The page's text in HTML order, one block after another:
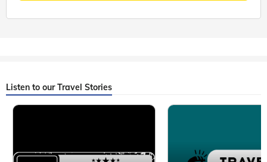
Listen to our Travel Stories